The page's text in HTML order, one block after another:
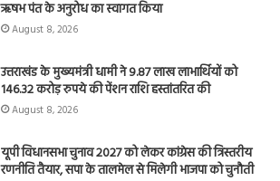
ऋषभ पंत के अनुरोध का स्वागत किया
August 8, 2026
उत्तराखंड के मुख्यमंत्री धामी ने 9.87 लाख लाभार्थियों को
146.32 करोड़ रुपये की पेंशन राशि हस्तांतरित की
August 8, 2026
यूपी विधानसभा चुनाव 2027 को लेकर कांग्रेस की त्रिस्तरीय
रणनीति तैयार, सपा के तालमेल से मिलेगी भाजपा को चुनौती